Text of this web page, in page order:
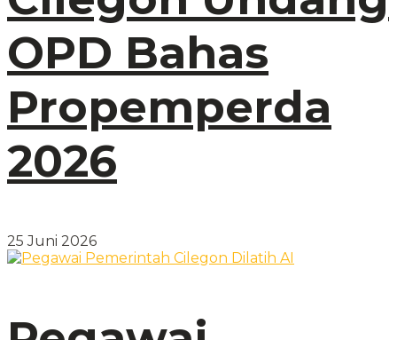
OPD Bahas
Propemperda
2026
25 Juni 2026